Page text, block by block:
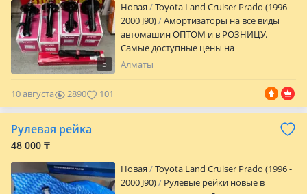
другое
5
Новая
Toyota Land Cruiser Prado (1996 -
2000 J90)
Амортизаторы на все виды
автомашин ОПТОМ и в РОЗНИЦУ.
Самые доступные цены на
амортизаторов. Доставка по всему РК.
Алматы
10 августа 2890 101
Рулевая рейка
48 000 ₸
Новая
Toyota Land Cruiser Prado (1996 -
2000 J90)
Рулевые рейки новые в